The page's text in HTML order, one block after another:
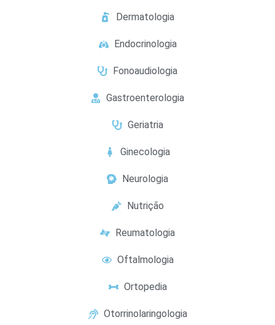
Dermatologia
Endocrinologia
Fonoaudiologia
Gastroenterologia
Geriatria
Ginecologia
Neurologia
Nutrição
Reumatologia
Oftalmologia
Ortopedia
Otorrinolaringologia